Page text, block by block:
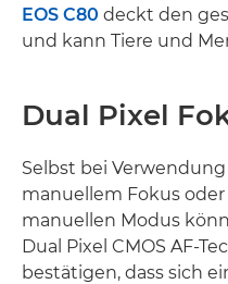
EOS C80 deckt den
und kann Tiere und
Dual Pixel
Selbst bei
manuellem Fokus
manuellen Modus
Dual Pixel CMOS AF-
bestätigen, dass sich